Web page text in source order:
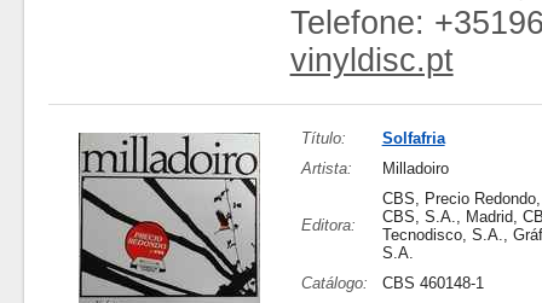
Telefone:
vinyldisc.pt
Título:
Solfafria
Artista:
Milladoiro
Editora:
CBS, Precio
CBS, S.A., Madrid,
Tecnodisco, S.A.,
S.A.
Catálogo:
CBS 460148-1